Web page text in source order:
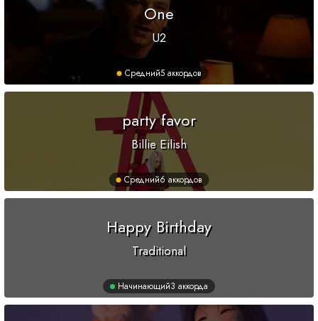
One
U2
Средний5 аккордов
party favor
Billie Eilish
Средний6 аккордов
Happy Birthday
Traditional
Начинающий3 аккорда